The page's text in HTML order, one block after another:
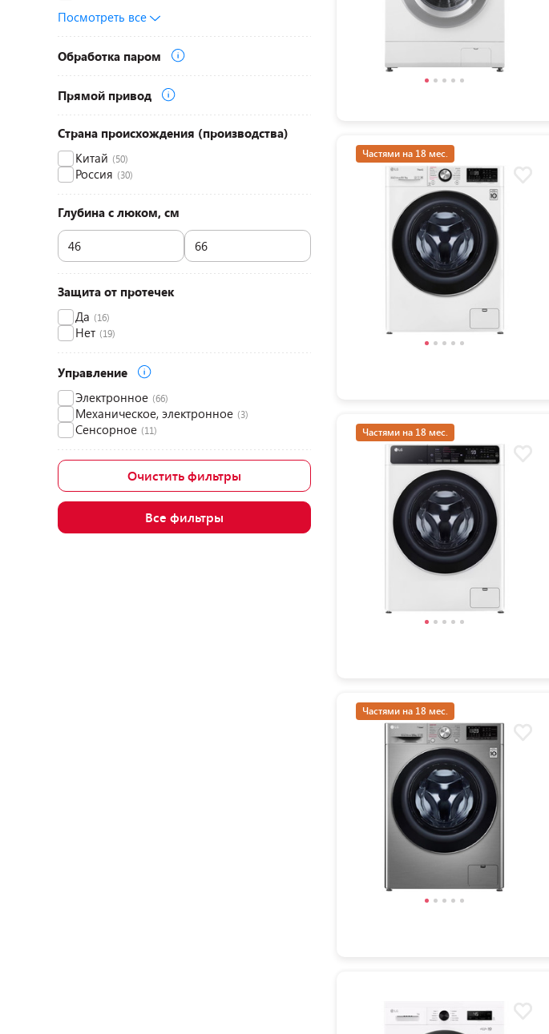
Посмотреть все
Обработка паром
Прямой привод
Страна происхождения (производства)
Китай (50)
Россия (30)
Глубина с люком, см
Защита от протечек
Да (16)
Нет (19)
Управление
Электронное (66)
Механическое, электронное (3)
Сенсорное (11)
Очистить фильтры
Все фильтры
Частями на 18 мес.
Частями на 18 мес.
Частями на 18 мес.